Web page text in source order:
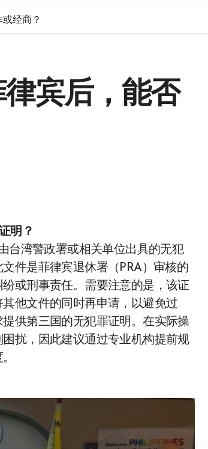
经商？
宾后，能否
明？
台湾警政署或相关单位出具的无犯
件是菲律宾退休署（PRA）审核的
或刑事责任。需要注意的是，该证
他文件的同时再申请，以避免过
供第三国的无犯罪证明。在实际操
扰，因此建议通过专业机构提前规